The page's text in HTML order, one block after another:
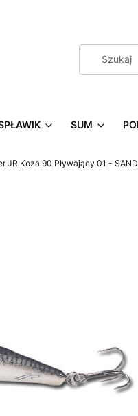
SUM
JR Koza 90 Pływający 01 -